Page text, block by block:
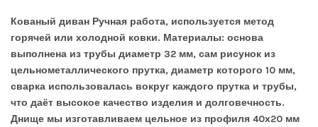
Кованый диван Ручная работа, используется метод
горячей или холодной ковки. Материалы: основа
выполнена из трубы диаметр 32 мм, сам рисунок из
цельнометаллического прутка, диаметр которого 10 мм,
сварка использовалась вокруг каждого прутка и трубы,
что даёт высокое качество изделия и долговечность.
Днище мы изготавливаем цельное из профиля 40х20 мм